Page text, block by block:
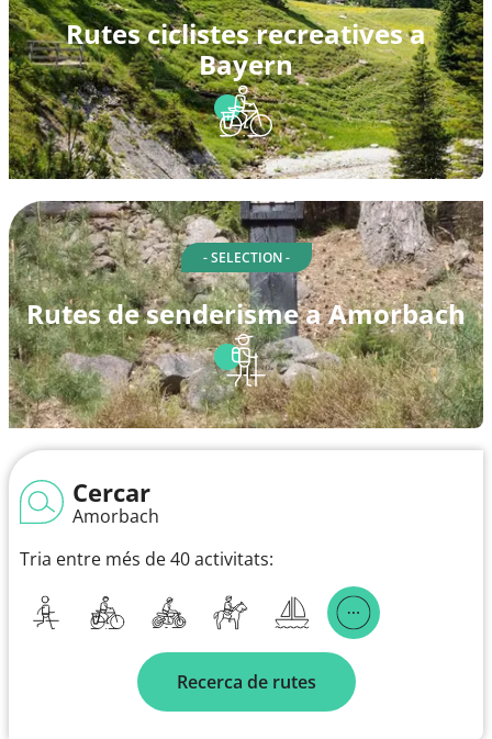
Rutes ciclistes recreatives a
Bayern
- SELECTION -
Rutes de senderisme a Amorbach
Cercar
Amorbach
Tria entre més de 40 activitats:
Recerca de rutes